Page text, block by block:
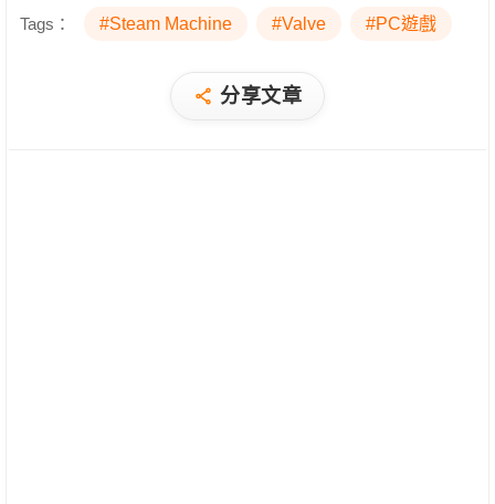
Tags： #Steam Machine #Valve #PC遊戲
分享文章